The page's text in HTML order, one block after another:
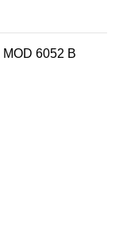
6052 B